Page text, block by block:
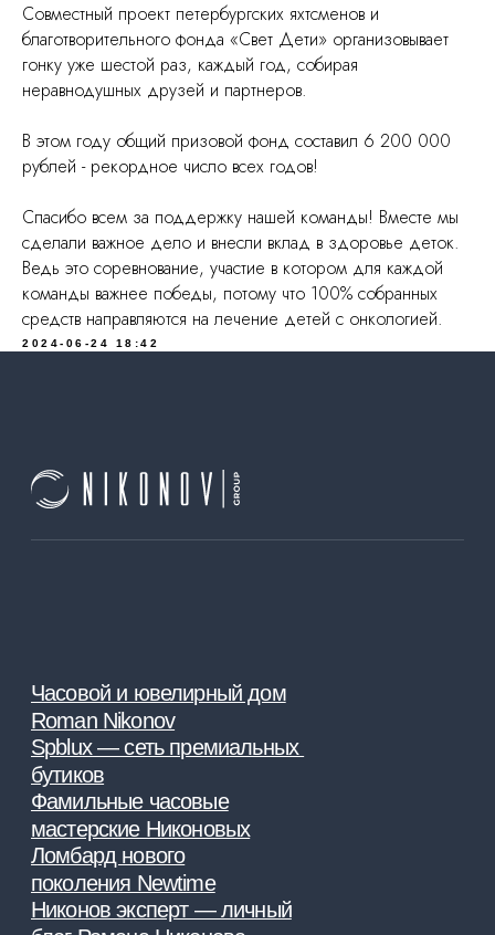
Совместный проект петербургских яхтсменов и
благотворительного фонда «Свет Дети» организовывает
гонку уже шестой раз, каждый год, собирая
неравнодушных друзей и партнеров.
В этом году общий призовой фонд составил 6 200 000
рублей - рекордное число всех годов!
Спасибо всем за поддержку нашей команды! Вместе мы
сделали важное дело и внесли вклад в здоровье деток.
Ведь это соревнование, участие в котором для каждой
команды важнее победы, потому что 100% собранных
средств направляются на лечение детей с онкологией.
2024-06-24 18:42
Часовой и ювелирный дом
Roman Nikonov
Spblux — сеть премиальных
бутиков
Фамильные часовые
мастерские Никоновых
Ломбард нового
поколения Newtime
События Москва
Краснодар